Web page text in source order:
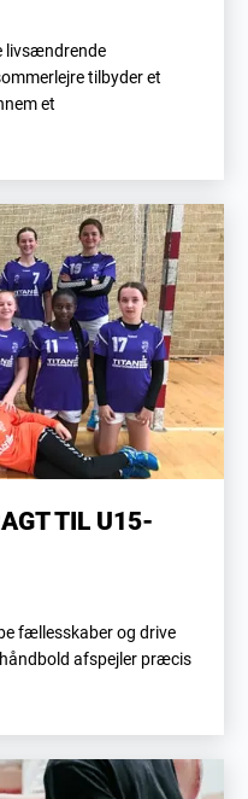
livsændrende
tilbyder et
et
TIL U15-
fællesskaber og drive
afspejler præcis